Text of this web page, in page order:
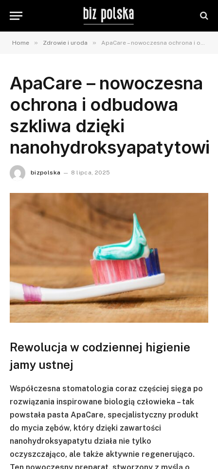
Home » Zdrowie i uroda » ApaCare – nowoczesna ochrona i odbudowa szkliwa dzięki nanohydroksyapatytowi
ApaCare – nowoczesna
ochrona i odbudowa
szkliwa dzięki
nanohydroksyapatytowi
bizpolska 8 lipca, 2025
Rewolucja w codziennej higienie
jamy ustnej
Współczesna stomatologia coraz częściej sięga po
rozwiązania inspirowane biologią człowieka – tak
powstała pasta ApaCare, specjalistyczny produkt
do mycia zębów, który dzięki zawartości
nanohydroksyapatytu działa nie tylko
oczyszczająco, ale także aktywnie regenerująco.
Ten nowoczesny preparat, stworzony z myślą o